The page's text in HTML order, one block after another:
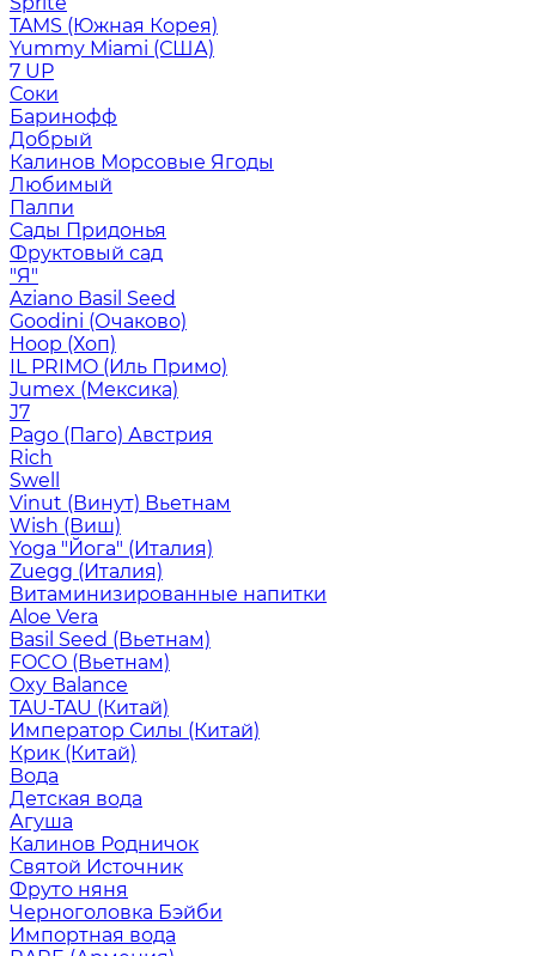
TAMS (Южная Корея)
Yummy Miami (США)
7 UP
Соки
Баринофф
Добрый
Калинов Морсовые Ягоды
Любимый
Палпи
Сады Придонья
Фруктовый сад
"Я"
Aziano Basil Seed
Goodini (Очаково)
Hoop (Хоп)
IL PRIMO (Иль Примо)
Jumex (Мексика)
J7
Pago (Паго) Австрия
Rich
Swell
Vinut (Винут) Вьетнам
Wish (Виш)
Yoga "Йога" (Италия)
Zuegg (Италия)
Витаминизированные напитки
Aloe Vera
Basil Seed (Вьетнам)
FOCO (Вьетнам)
Oxy Balance
TAU-TAU (Китай)
Император Силы (Китай)
Крик (Китай)
Вода
Детская вода
Агуша
Калинов Родничок
Святой Источник
Фруто няня
Черноголовка Бэйби
Импортная вода